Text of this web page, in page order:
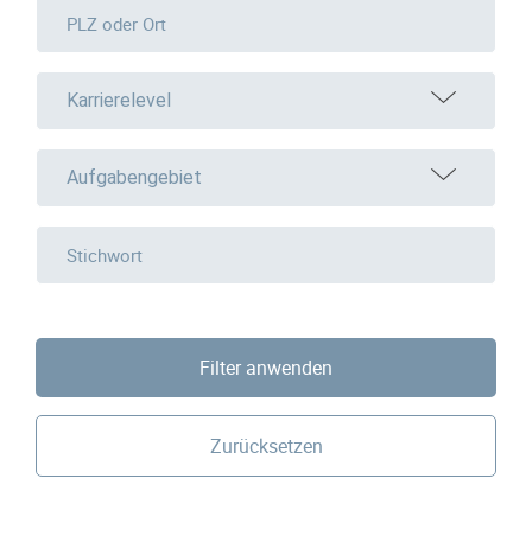
Karrierelevel
Aufgabengebiet
Filter anwenden
Zurücksetzen